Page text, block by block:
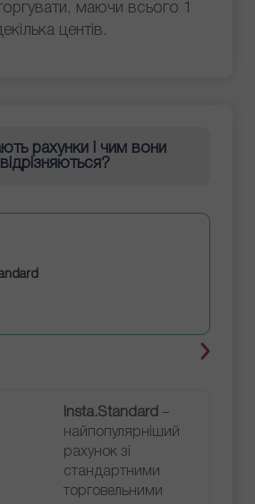
маючи всього 1
центів.
рахунки і чим вони
відрізняються?
Insta.Standard –
найпопулярніший
рахунок зі
стандартними
торговельними